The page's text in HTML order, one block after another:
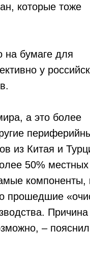
которые тоже
на бумаге для
у
а это более
из Китая и
50% местных
компоненты,
прошедшие
– пояснил